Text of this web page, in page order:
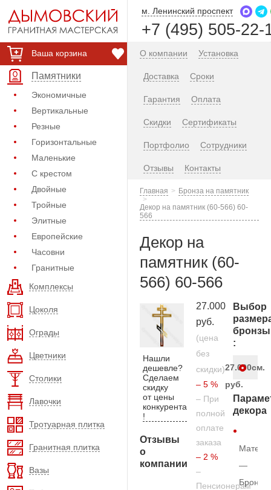
Ваша корзина
Памятники
Экономичные
Вертикальные
Резные
Горизонтальные
Маленькие
С крестом
Двойные
Тройные
Элитные
Европейские
Часовни
Гранитные
Комплексы
Цоколя
Ограды
Цветники
Столики
Лавочки
Тротуарная плитка
Гранитная плитка
Вазы
м. Ленинский проспект
+7 (495) 505-22-
О компании Установка
Доставка Сроки
Гарантия Оплата
Скидки Сертификаты
Портфолио Сотрудники
Отзывы Контакты
Главная
Бронза на памятник
Декор на памятник (60-566) 60-
566
Декор на
памятник (60-
566) 60-566
Нашли
дешевле?
Сделаем
скидку
от цены
конкурента
!
Отзывы
о
компании
27.000
руб.
(цена
без
скидки)
– 5 %
– При
полной
оплате
заказа
– 2 %
–
Пенсионерам
Выбор
бронзы
:
27.000
руб.
см.
декора
—
Бронза